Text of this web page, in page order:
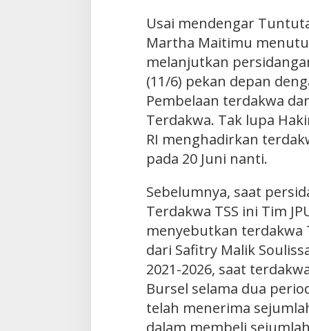
Usai mendengar
Martha Maitimu
melanjutkan
(11/6) pekan depan
Pembelaan terdakwa
Terdakwa. Tak lupa
RI menghadirkan
pada 20 Juni nanti.
Sebelumnya, saat
Terdakwa TSS ini Tim
menyebutkan terdakwa
dari Safitry Malik
2021-2026, saat
Bursel selama dua
telah menerima
dalam membeli